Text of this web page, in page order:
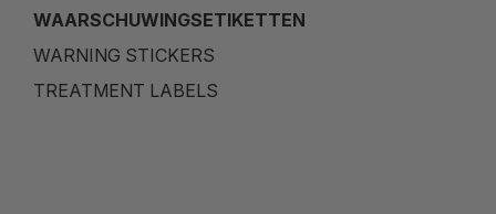
WAARSCHUWINGSETIKETTEN
WARNING STICKERS
TREATMENT LABELS